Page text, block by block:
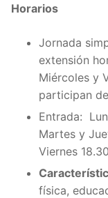
​Horarios
Jornada
extensión
Miércoles y
participan
Entrada:
Martes y
Viernes
física,